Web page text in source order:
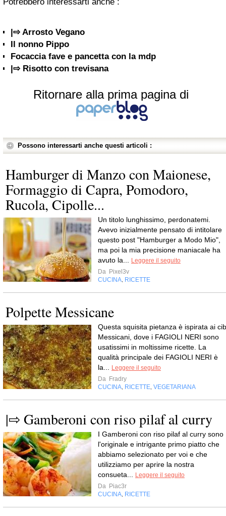
Potrebbero interessarti anche :
|⇨ Arrosto Vegano
Il nonno Pippo
Focaccia fave e pancetta con la mdp
|⇨ Risotto con trevisana
Ritornare alla prima pagina di
Possono interessarti anche questi articoli :
Hamburger di Manzo con Maionese,
Formaggio di Capra, Pomodoro,
Rucola, Cipolle...
Un titolo lunghissimo, perdonatemi.
Avevo inizialmente pensato di intitolare
questo post "Hamburger a Modo Mio",
ma poi la mia precisione maniacale ha
avuto la... Leggere il seguito
Da Pixel3v
CUCINA, RICETTE
Polpette Messicane
Questa squisita pietanza è ispirata ai
Messicani, dove i FAGIOLI NERI sono
usatissimi in moltissime ricette. La
qualità principale dei FAGIOLI NERI è
la... Leggere il seguito
Da Fradry
CUCINA, RICETTE, VEGETARIANA
|⇨ Gamberoni con riso pilaf al curry
I Gamberoni con riso pilaf al curry sono
l'originale e intrigante primo piatto che
abbiamo selezionato per voi e che
utilizziamo per aprire la nostra
consueta... Leggere il seguito
Da Piac3r
CUCINA, RICETTE